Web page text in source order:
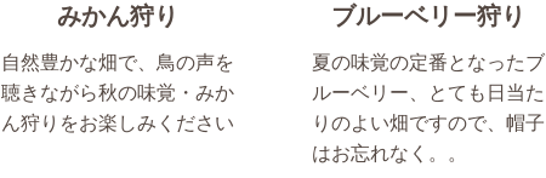
みかん狩り
自然豊かな畑で、鳥の声を
聴きながら秋の味覚・みか
ん狩りをお楽しみください
ブルーベリー狩り
夏の味覚の定番となったブ
ルーベリー、とても日当た
りのよい畑ですので、帽子
はお忘れなく。。